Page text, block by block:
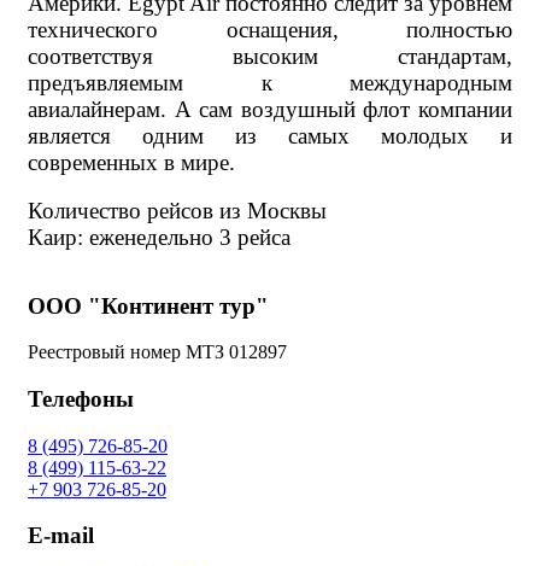
технического оснащения, полностью
соответствуя высоким стандартам,
предъявляемым к международным
авиалайнерам. А сам воздушный флот компании
является одним из самых молодых и
современных в мире.
Количество рейсов из Москвы
Каир: еженедельно 3 рейса
ООО "Континент тур"
Реестровый номер МТЗ 012897
Телефоны
8 (495) 726-85-20
8 (499) 115-63-22
+7 903 726-85-20
E-mail